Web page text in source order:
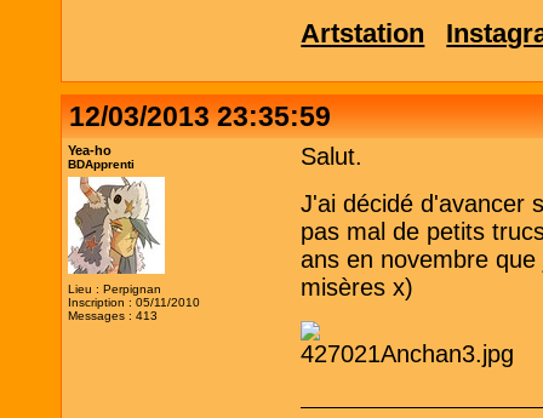
Artstation
12/03/2013 23:35:59
Yea-ho
BDApprenti
Lieu : Perpignan
Inscription : 05/11/2010
Messages : 413
Salut.
J'ai décidé d'avancer
pas mal de petits
ans en novembre
misères x)